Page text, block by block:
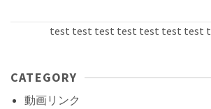
test test test test test test test
CATEGORY
動画リンク